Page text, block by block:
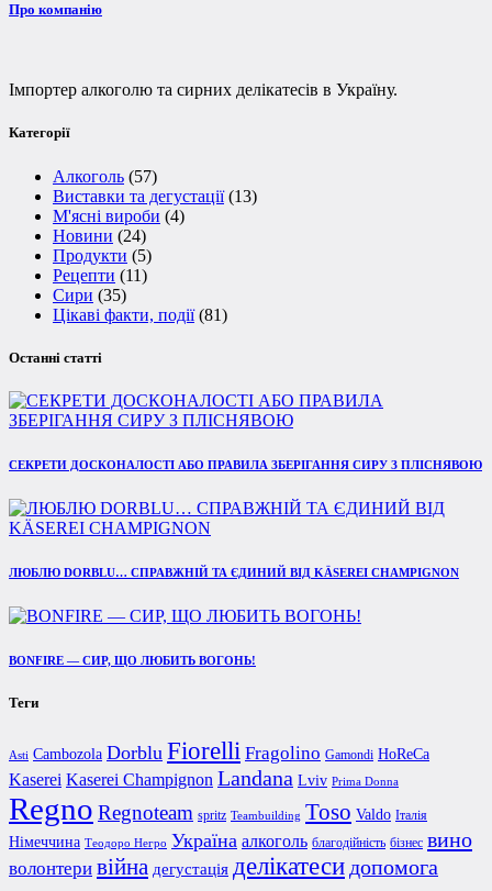
Про компанію
Імпортер алкоголю та сирних делікатесів в Україну.
Категорії
Алкоголь (57)
Виставки та дегустації(13)
М'ясні вироби (4)
Новини (24)
Продукти (5)
Рецепти (11)
Сири (35)
Цікаві факти, події(81)
Останні статті
СЕКРЕТИ ДОСКОНАЛОСТІ АБО ПРАВИЛА ЗБЕРІГАННЯ СИРУ З ПЛІСНЯВОЮ
ЛЮБЛЮ DORBLU… СПРАВЖНІЙ ТА ЄДИНИЙ ВІД KÄSEREI CHAMPIGNON
BONFIRE — СИР, ЩО ЛЮБИТЬ ВОГОНЬ!
Теги
Asti Cambozola Dorblu Fiorelli Fragolino Gamondi HoReCa
Kaserei Kaserei Champignon Landana Lviv Prima Donna
Regno Regnoteam spritz Teambuilding Toso Valdo Італія
Німеччина Теодоро Негро Україна алкоголь благодійність бізнес вино
волонтери війна дегустація делікатеси допомога